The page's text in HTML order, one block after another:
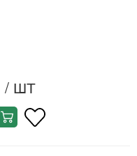
/ ШТ